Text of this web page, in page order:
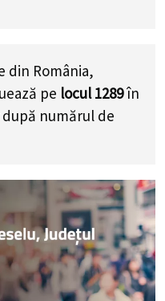
din România,
pe locul 1289în
numărul de